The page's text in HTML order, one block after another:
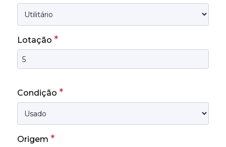
Lotação *
Condição *
Origem *